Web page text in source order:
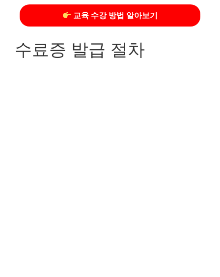
교육 수강 방법 알아보기
수료증 발급 절차